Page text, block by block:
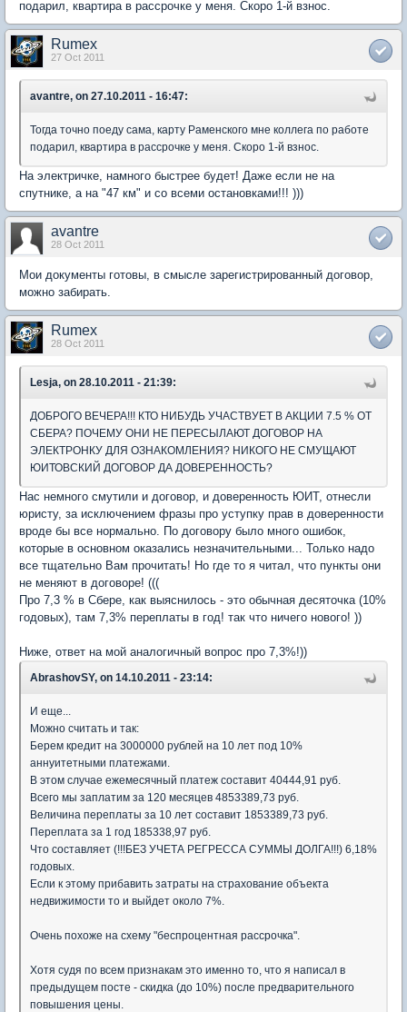
подарил, квартира в рассрочке у меня. Скоро 1-й взнос.
Rumex
27 Oct 2011
avantre, on 27.10.2011 - 16:47:
Тогда точно поеду сама, карту Раменского мне коллега по работе
подарил, квартира в рассрочке у меня. Скоро 1-й взнос.
На электричке, намного быстрее будет! Даже если не на
спутнике, а на "47 км" и со всеми остановками!!! )))
avantre
28 Oct 2011
Мои документы готовы, в смысле зарегистрированный договор,
можно забирать.
Rumex
28 Oct 2011
Lesja, on 28.10.2011 - 21:39:
ДОБРОГО ВЕЧЕРА!!! КТО НИБУДЬ УЧАСТВУЕТ В АКЦИИ 7.5 % ОТ
СБЕРА? ПОЧЕМУ ОНИ НЕ ПЕРЕСЫЛАЮТ ДОГОВОР НА
ЭЛЕКТРОНКУ ДЛЯ ОЗНАКОМЛЕНИЯ? НИКОГО НЕ СМУЩАЮТ
ЮИТОВСКИЙ ДОГОВОР ДА ДОВЕРЕННОСТЬ?
Нас немного смутили и договор, и доверенность ЮИТ, отнесли
юристу, за исключением фразы про уступку прав в доверенности
вроде бы все нормально. По договору было много ошибок,
которые в основном оказались незначительными... Только надо
все тщательно Вам прочитать! Но где то я читал, что пункты они
не меняют в договоре! (((
Про 7,3 % в Сбере, как выяснилось - это обычная десяточка (10%
годовых), там 7,3% переплаты в год! так что ничего нового! ))
Ниже, ответ на мой аналогичный вопрос про 7,3%!))
AbrashovSY, on 14.10.2011 - 23:14:
И еще...
Можно считать и так:
Берем кредит на 3000000 рублей на 10 лет под 10%
аннуитетными платежами.
В этом случае ежемесячный платеж составит 40444,91 руб.
Всего мы заплатим за 120 месяцев 4853389,73 руб.
Величина переплаты за 10 лет составит 1853389,73 руб.
Переплата за 1 год 185338,97 руб.
Что составляет (!!!БЕЗ УЧЕТА РЕГРЕССА СУММЫ ДОЛГА!!!) 6,18%
годовых.
Если к этому прибавить затраты на страхование объекта
недвижимости то и выйдет около 7%.
Очень похоже на схему "беспроцентная рассрочка".
Хотя судя по всем признакам это именно то, что я написал в
предыдущем посте - скидка (до 10%) после предварительного
повышения цены.